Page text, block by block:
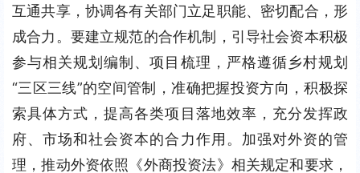
互通共享，协调各有关部门立足职能、密切配合，形
成合力。要建立规范的合作机制，引导社会资本积极
参与相关规划编制、项目梳理，严格遵循乡村规划
“三区三线”的空间管制，准确把握投资方向，积极探
索具体方式，提高各类项目落地效率，充分发挥政
府、市场和社会资本的合力作用。加强对外资的管
理，推动外资依照《外商投资法》相关规定和要求，